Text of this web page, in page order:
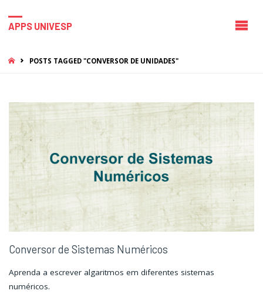
APPS UNIVESP
HOMEPOSTS TAGGED "CONVERSOR DE UNIDADES"
Conversor de Sistemas Numéricos
Aprenda a escrever algaritmos em diferentes sistemas
numéricos.